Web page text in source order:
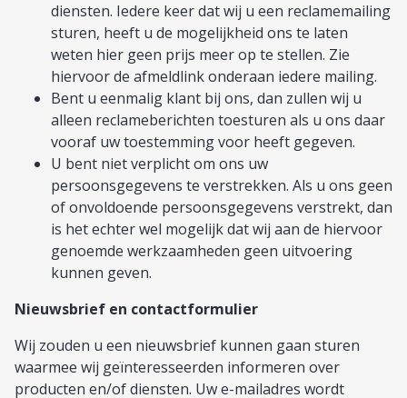
diensten. Iedere keer dat wij u een reclamemailing
sturen, heeft u de mogelijkheid ons te laten
weten hier geen prijs meer op te stellen. Zie
hiervoor de afmeldlink onderaan iedere mailing.
Bent u eenmalig klant bij ons, dan zullen wij u
alleen reclameberichten toesturen als u ons daar
vooraf uw toestemming voor heeft gegeven.
U bent niet verplicht om ons uw
persoonsgegevens te verstrekken. Als u ons geen
of onvoldoende persoonsgegevens verstrekt, dan
is het echter wel mogelijk dat wij aan de hiervoor
genoemde werkzaamheden geen uitvoering
kunnen geven.
Nieuwsbrief en contactformulier
Wij zouden u een nieuwsbrief kunnen gaan sturen
waarmee wij geïnteresseerden informeren over
producten en/of diensten. Uw e-mailadres wordt